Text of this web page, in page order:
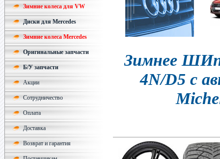
Зимние колеса для VW
Диски для Mercedes
Зимние колеса Mercedes
Оригинальные запчасти
Б/У запчасти
Акции
Сотрудничество
Оплата
Доставка
Возврат и гарантия
Зимнее
4N/D5 с